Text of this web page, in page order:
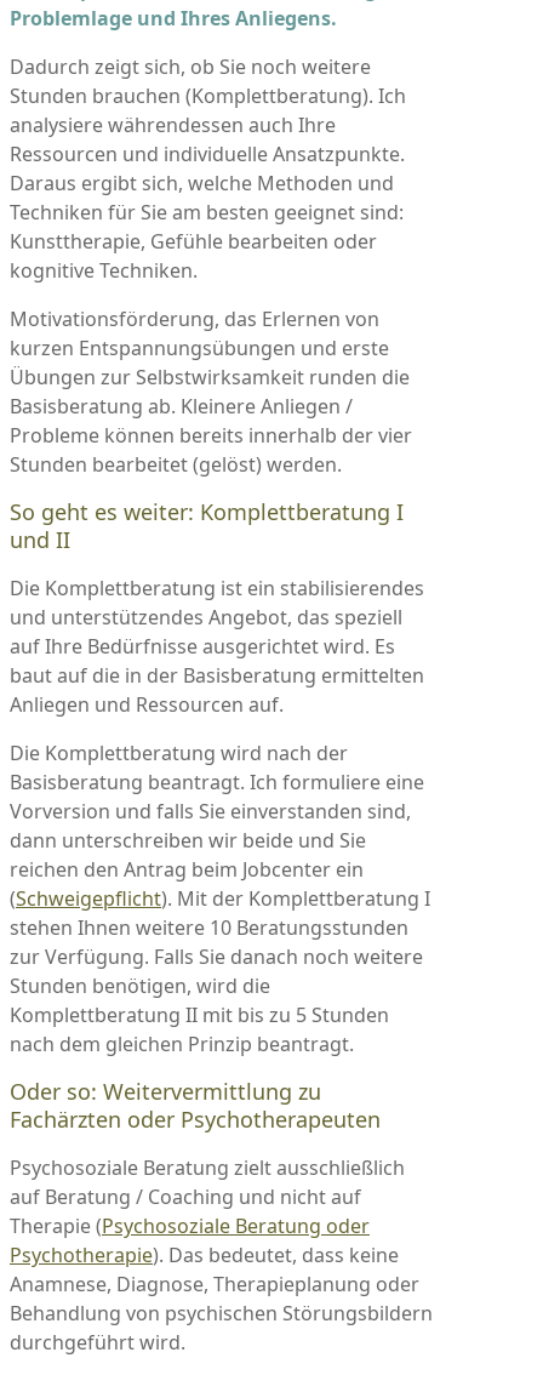
Problemlage und Ihres Anliegens.
Dadurch zeigt sich, ob Sie noch weitere
Stunden brauchen (Komplettberatung). Ich
analysiere währendessen auch Ihre
Ressourcen und individuelle Ansatzpunkte.
Daraus ergibt sich, welche Methoden und
Techniken für Sie am besten geeignet sind:
Kunsttherapie, Gefühle bearbeiten oder
kognitive Techniken.
Motivationsförderung, das Erlernen von
kurzen Entspannungsübungen und erste
Übungen zur Selbstwirksamkeit runden die
Basisberatung ab. Kleinere Anliegen /
Probleme können bereits innerhalb der vier
Stunden bearbeitet (gelöst) werden.
So geht es weiter: Komplettberatung I
und II
Die Komplettberatung ist ein stabilisierendes
und unterstützendes Angebot, das speziell
auf Ihre Bedürfnisse ausgerichtet wird. Es
baut auf die in der Basisberatung ermittelten
Anliegen und Ressourcen auf.
Die Komplettberatung wird nach der
Basisberatung beantragt. Ich formuliere eine
Vorversion und falls Sie einverstanden sind,
dann unterschreiben wir beide und Sie
reichen den Antrag beim Jobcenter ein
(Schweigepflicht). Mit der Komplettberatung I
stehen Ihnen weitere 10 Beratungsstunden
zur Verfügung. Falls Sie danach noch weitere
Stunden benötigen, wird die
Komplettberatung II mit bis zu 5 Stunden
nach dem gleichen Prinzip beantragt.
Oder so: Weitervermittlung zu
Fachärzten oder Psychotherapeuten
Psychosoziale Beratung zielt ausschließlich
auf Beratung / Coaching und nicht auf
Therapie (Psychosoziale Beratung oder
Psychotherapie). Das bedeutet, dass keine
Anamnese, Diagnose, Therapieplanung oder
Behandlung von psychischen Störungsbildern
durchgeführt wird.